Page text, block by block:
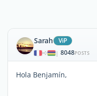
Sarah ViP
| 8048POSTS
Hola Benjamín,